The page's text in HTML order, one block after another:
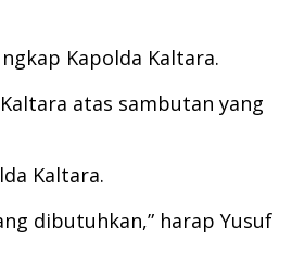
Kapolda Kaltara.
atas sambutan yang
Kaltara.
dibutuhkan,” harap Yusuf